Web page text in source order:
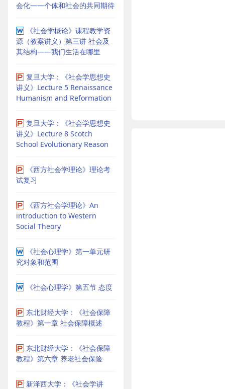
会化——个体和社会的共同期待
《社会学概论》课程教学资
源（教案讲义）第三讲 社会及
其结构——我们生活在哪里
复旦大学：《社会学思想史
讲义》Lecture 5 Renaissance
Humanism and Reformation
复旦大学：《社会学思想史
讲义》Lecture 8 Scotch
School Evolutionary Reason
《西方社会学理论》理论考
试复习
《西方社会学理论》An
introduction to Western
Social Theory
《社会心理学》第一单元研
究对象和范围
《社会心理学》第五节 态度
东北财经大学：《社会保障
教程》第一章 社会保障概述
东北财经大学：《社会保障
教程》第六章 养老社会保险
新泽西大学：《社会学讲